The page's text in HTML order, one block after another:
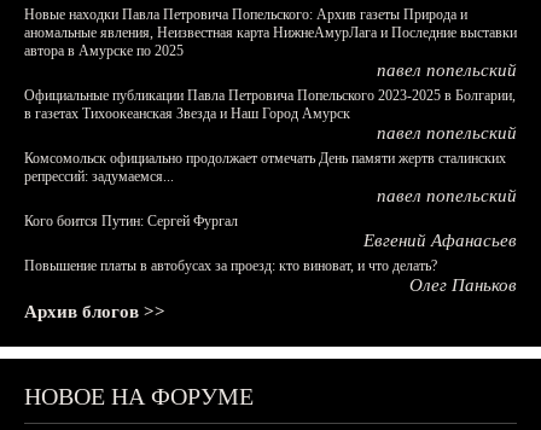
Новые находки Павла Петровича Попельского: Архив газеты Природа и
аномальные явления, Неизвестная карта НижнеАмурЛага и Последние выставки
автора в Амурске по 2025
павел попельский
Официальные публикации Павла Петровича Попельского 2023-2025 в Болгарии,
в газетах Тихоокеанская Звезда и Наш Город Амурск
павел попельский
Комсомольск официально продолжает отмечать День памяти жертв сталинских
репрессий: задумаемся...
павел попельский
Кого боится Путин: Сергей Фургал
Евгений Афанасьев
Повышение платы в автобусах за проезд: кто виноват, и что делать?
Олег Паньков
Архив блогов >>
НОВОЕ НА ФОРУМЕ